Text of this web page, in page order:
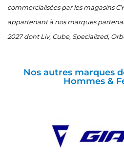
commercialisées par les magasins
appartenant à nos marques
2027 dont Liv, Cube, Specialized,
Nos autres marques
Hommes &